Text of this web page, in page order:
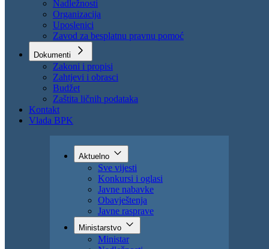
Ministarstvo
Ministar
Nadležnosti
Organizacija
Uposlenici
Zavod za besplatnu pravnu pomoć
Dokumenti
Zakoni i propisi
Zahtjevi i obrasci
Budžet
Vlada BPK
Aktuelno
Sve vijesti
Konkursi i oglasi
Javne nabavke
Obavještenja
Javne rasprave